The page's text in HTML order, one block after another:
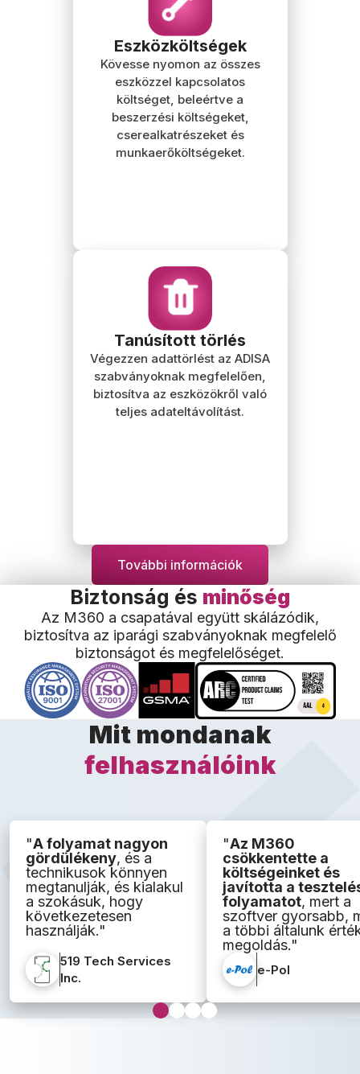
Eszközköltségek
Kövesse nyomon az összes
eszközzel kapcsolatos
költséget, beleértve a
beszerzési költségeket,
cserealkatrészeket és
munkaerőköltségeket.
Tanúsított törlés
Végezzen adattörlést az ADISA
szabványoknak megfelelően,
biztosítva az eszközökről való
teljes adateltávolítást.
További információk
Biztonság és minőség
Az M360 a csapatával együtt skálázódik,
biztosítva az iparági szabványoknak megfelelő
biztonságot és megfelelőséget.
Mit mondanak
felhasználóink
"A folyamat nagyon
gördülékeny, és a
technikusok könnyen
megtanulják, és kialakul
a szokásuk, hogy
következetesen
használják."
519 Tech Services
Inc.
"Az M360
csökkentette a
költségeinket és
javította a
folyamatot, mert a
szoftver gyorsabb,
a többi általunk
megoldás."
e-Pol